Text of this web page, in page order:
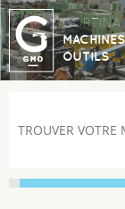
GORTINA
MACHINES
OUTILS